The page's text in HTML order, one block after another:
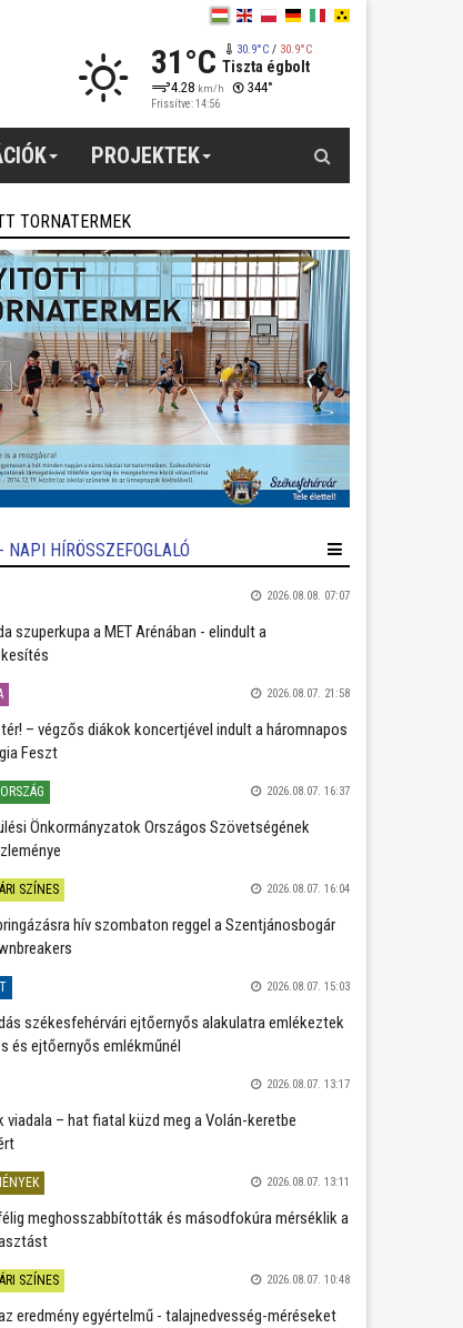
31°C 30.9°C/ 30.9°C
Tiszta égbolt
4.28 km/h 344°
Frissítve: 14:56
PROJEKTEK
TORNATERMEK
- NAPI HÍRÖSSZEFOGLALÓ
2026.08.08. 07:07
szuperkupa a MET Arénában - elindult a
2026.08.07. 21:58
– végzős diákok koncertjével indult a háromnapos
Feszt
2026.08.07. 16:37
Önkormányzatok Országos Szövetségének
SZÍNES 2026.08.07. 16:04
hív szombaton reggel a Szentjánosbogár
2026.08.07. 15:03
székesfehérvári ejtőernyős alakulatra emlékeztek
és ejtőernyős emlékműnél
2026.08.07. 13:17
viadala – hat fiatal küzd meg a Volán-keretbe
2026.08.07. 13:11
meghosszabbították és másodfokúra mérséklik a
SZÍNES 2026.08.07. 10:48
eredmény egyértelmű - talajnedvesség-méréseket